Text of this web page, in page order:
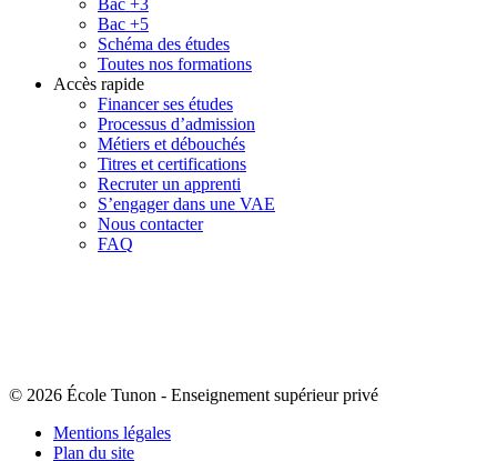
Bac +3
Bac +5
Schéma des études
Toutes nos formations
Accès rapide
Financer ses études
Processus d’admission
Métiers et débouchés
Titres et certifications
Recruter un apprenti
S’engager dans une VAE
Nous contacter
FAQ
© 2026 École Tunon - Enseignement supérieur privé
Mentions légales
Plan du site